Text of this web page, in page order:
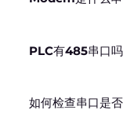
PLC有485串口吗
如何检查串口是